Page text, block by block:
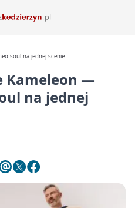
soul na jednej scenie
Kameleon —
na jednej